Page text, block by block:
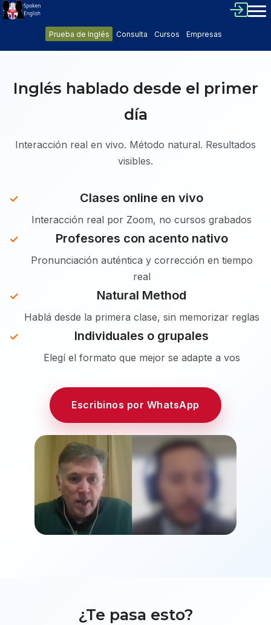
Prueba de Inglés Consulta Cursos Empresas
Inglés hablado desde el primer
día
Interacción real en vivo. Método natural. Resultados
visibles.
Clases online en vivo
Interacción real por Zoom, no cursos grabados
Profesores con acento nativo
Pronunciación auténtica y corrección en tiempo
real
Natural Method
Hablá desde la primera clase, sin memorizar reglas
Individuales o grupales
Elegí el formato que mejor se adapte a vos
Escribinos por WhatsApp
¿Te pasa esto?